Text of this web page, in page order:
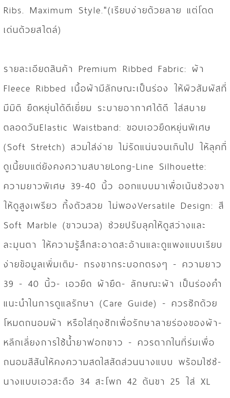
Ribs. Maximum Style."(เรียบง่ายด้วยลาย แต่โดด
เด่นด้วยสไตล์)
รายละเอียดสินค้า Premium Ribbed Fabric: ผ้า
Fleece Ribbed เนื้อผ้ามีลักษณะเป็นร่อง ให้ผิวสัมผัสที่
มีมิติ ยืดหยุ่นได้ดีเยี่ยม ระบายอากาศได้ดี ใส่สบาย
ตลอดวันElastic Waistband: ขอบเอวยืดหยุ่นพิเศษ
(Soft Stretch) สวมใส่ง่าย ไม่รัดแน่นจนเกินไป ให้ลุคที่
ดูเนี้ยบแต่ยังคงความสบายLong-Line Silhouette:
ความยาวพิเศษ 39-40 นิ้ว ออกแบบมาเพื่อเน้นช่วงขา
ให้ดูสูงเพรียว ทิ้งตัวสวย ไม่พองVersatile Design: สี
Soft Marble (ขาวนวล) ช่วยปรับลุคให้ดูสว่างและ
ละมุนตา ให้ความรู้สึกสะอาดสะอ้านและดูแพงแบบเรียบ
ง่ายข้อมูลเพิ่มเติม- ทรงขากระบอกตรงๆ - ความยาว
39 - 40 นิ้ว- เอวยืด ผ้ายืด- ลักษณะผ้า เป็นร่องคำ
แนะนำในการดูแลรักษา (Care Guide) - ควรซักด้วย
โหมดถนอมผ้า หรือใส่ถุงซักเพื่อรักษาลายร่องของผ้า-
หลีกเลี่ยงการใช้น้ำยาฟอกขาว - ควรตากในที่ร่มเพื่อ
ถนอมสีสันให้คงความสดใสสัดส่วนนางแบบ พร้อมไซซ์-
นางแบบเอวสะดือ 34 สะโพก 42 ต้นขา 25 ใส่ XL